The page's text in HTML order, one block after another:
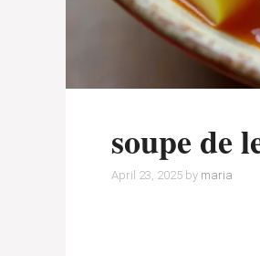
soupe de
April 23, 2025 by maria